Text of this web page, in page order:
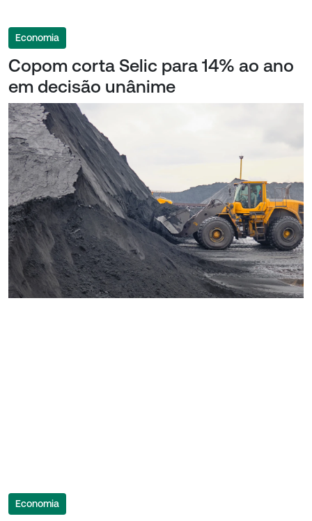
Economia
Copom corta Selic para 14% ao ano
em decisão unânime
Economia